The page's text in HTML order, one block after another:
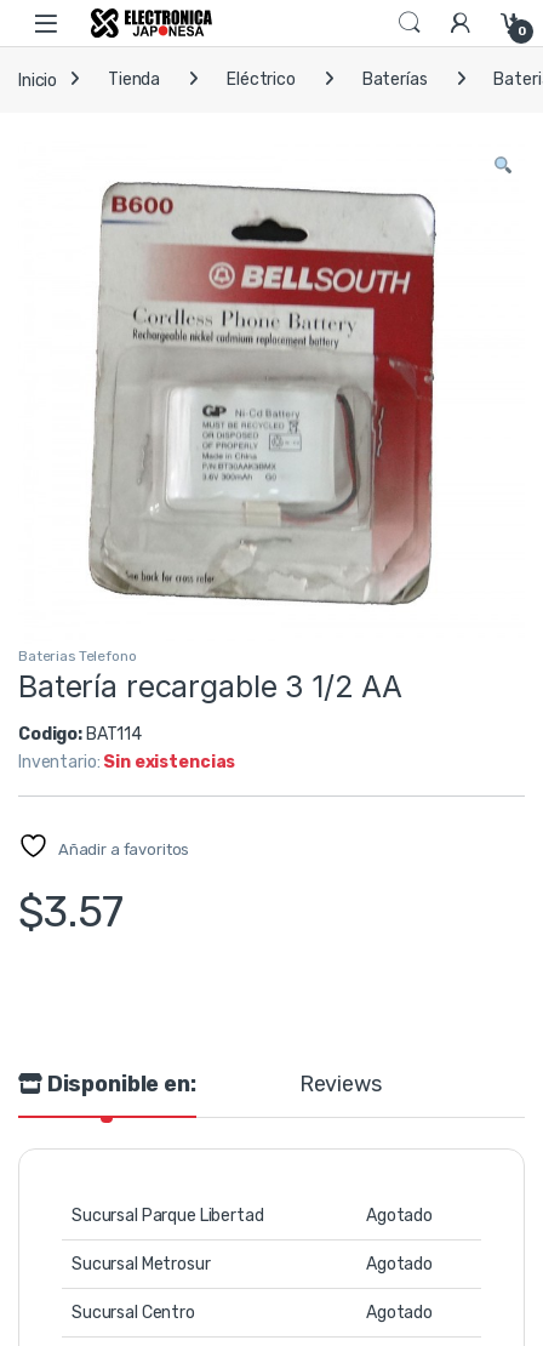
Skip to navigation
Skip to content
Open 0
Inicio Tienda Eléctrico Baterías
Baterias Telefono
Batería recargable 3 1/2 AA
Codigo: BAT114
Inventario: Sin existencias
Añadir a favoritos
$3.57
Disponible en: Reviews
Sucursal Parque Libertad Agotado
Sucursal Metrosur Agotado
Sucursal Centro Agotado